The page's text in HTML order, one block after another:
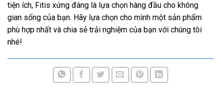
tiện ích, Fitis xứng đáng là lựa chọn hàng đầu cho không
gian sống của bạn. Hãy lựa chọn cho mình một sản phẩm
phù hợp nhất và chia sẻ trải nghiệm của bạn với chúng tôi
nhé!